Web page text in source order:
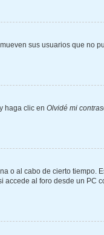
sus usuarios que no
haga clic en Olvidé mi
o al cabo de cierto tiempo.
al foro desde un PC